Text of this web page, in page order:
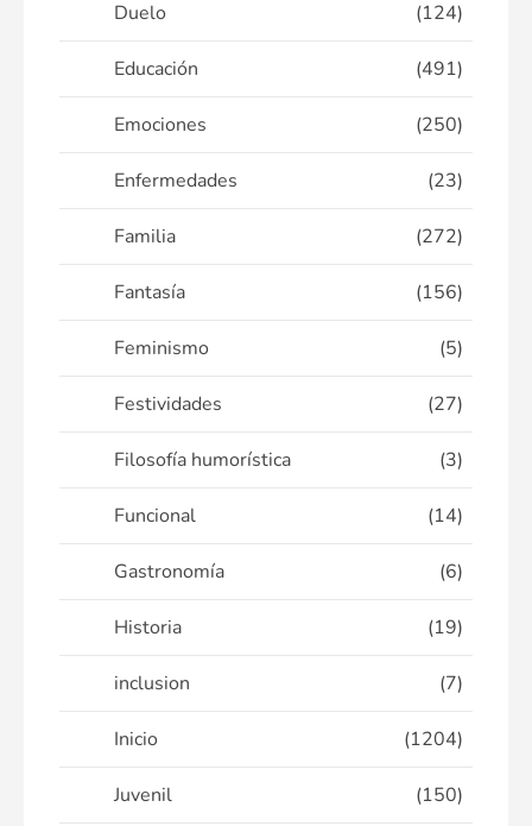
Duelo (124)
Educación (491)
Emociones (250)
Enfermedades (23)
Familia (272)
Fantasía (156)
Feminismo (5)
Festividades (27)
Filosofía humorística (3)
Funcional (14)
Gastronomía (6)
Historia (19)
inclusion (7)
Inicio (1204)
Juvenil (150)